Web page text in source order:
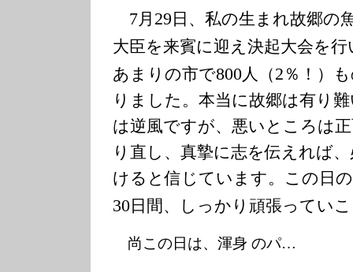
7月 29 日、私の生まれ故郷の
大臣を来賓に迎え決起大会を
あまりの市で800人（2 ％！）
りました。本当に故郷は有り
は逆風ですが、悪いところは
り直し、真摯に志を伝えれば
けると信じています。この日
30日間、しっかり頑張ってい
尚この日は、渾身 のパ…